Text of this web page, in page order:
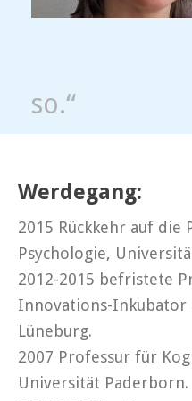
so.“
Werdegang:
2015 Rückkehr auf die
Psychologie,
2012-2015 befristete
Innovations-Inkubator
Lüneburg.
2007 Professur für
Universität Paderborn.